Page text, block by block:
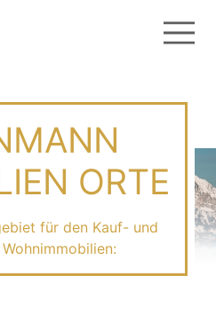
ORTE
für den Kauf- und